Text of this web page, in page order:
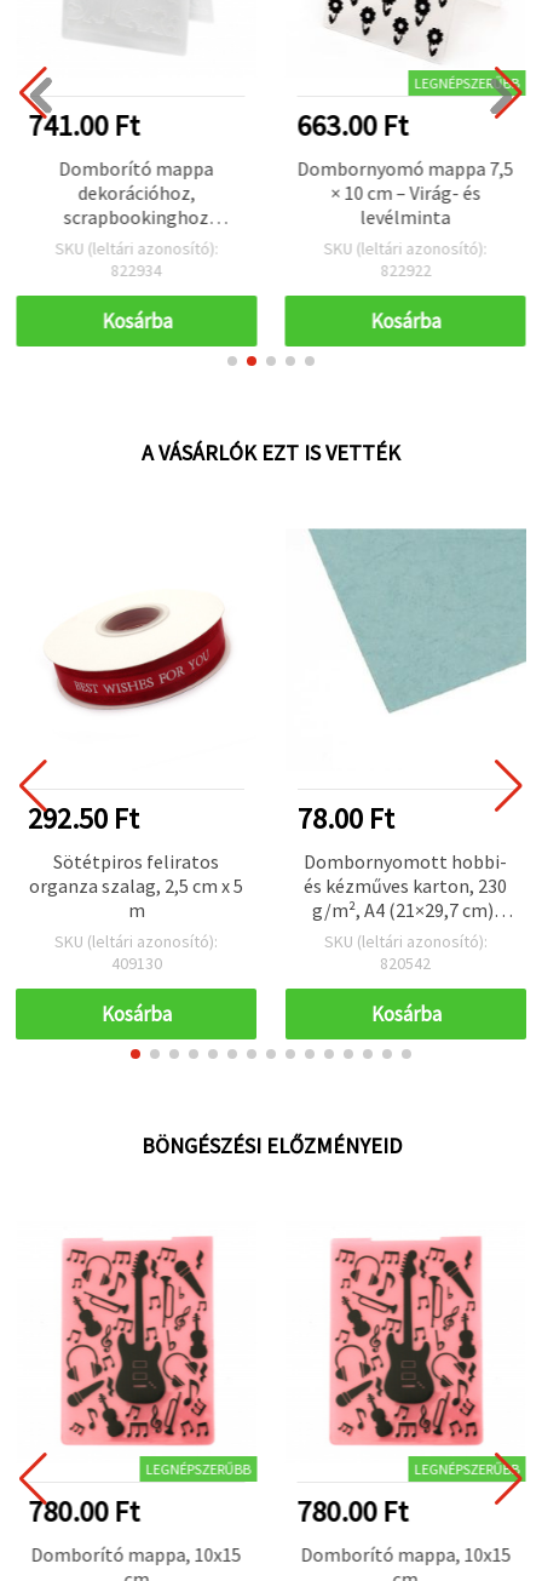
741.00 Ft
Domborító mappa
dekorációhoz,
scrapbookinghoz
10,5x14,5 cm –
Pálmalevelek
SKU (leltári azonosító):
822934
Kosárba
LEGNÉPSZERŰBB
663.00 Ft
Dombornyomó mappa 7,5
× 10 cm – Virág- és
levélminta
SKU (leltári azonosító):
822922
Kosárba
A VÁSÁRLÓK EZT IS VETTÉK
292.50 Ft
Sötétpiros feliratos
organza szalag, 2,5 cm x 5
m
SKU (leltári azonosító):
409130
Kosárba
78.00 Ft
Dombornyomott hobbi-
és kézműves karton, 230
g/m², A4 (21×29,7 cm),
világoskék
SKU (leltári azonosító):
820542
Kosárba
BÖNGÉSZÉSI ELŐZMÉNYEID
LEGNÉPSZERŰBB
780.00 Ft
Domborító mappa, 10x15
LEGNÉPSZERŰBB
780.00 Ft
Domborító mappa, 10x15